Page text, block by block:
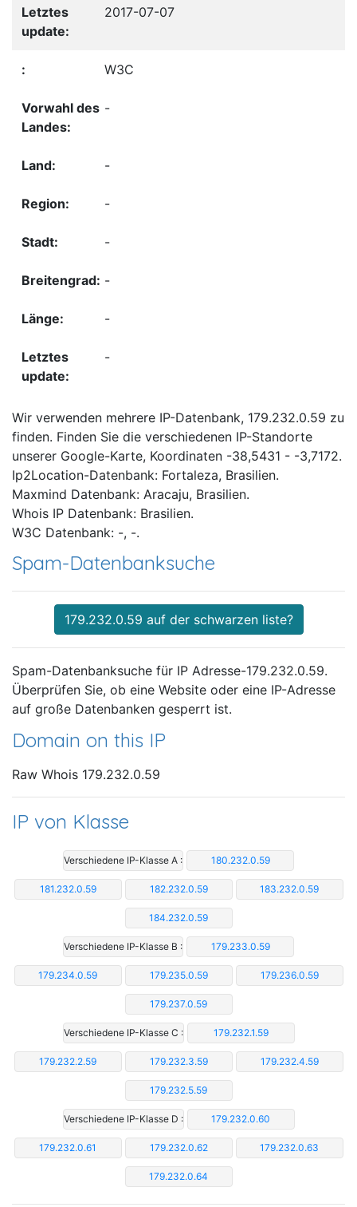
2017-07-07
W3C
-
-
-
-
-
-
-
Wir verwenden mehrere IP-Datenbank, 179.232.0.59 zu
finden. Finden Sie die verschiedenen IP-Standorte
unserer Google-Karte, Koordinaten -38,5431 - -3,7172.
Ip2Location-Datenbank: Fortaleza, Brasilien.
Maxmind Datenbank: Aracaju, Brasilien.
Whois IP Datenbank: Brasilien.
W3C Datenbank: -, -.
Spam-Datenbanksuche
179.232.0.59 auf der schwarzen liste?
Spam-Datenbanksuche für IP Adresse-179.232.0.59.
Überprüfen Sie, ob eine Website oder eine IP-Adresse
auf große Datenbanken gesperrt ist.
Domain on this IP
Raw Whois 179.232.0.59
IP von Klasse
Verschiedene IP-Klasse A : 180.232.0.59
181.232.0.59 182.232.0.59 183.232.0.59
184.232.0.59
Verschiedene IP-Klasse B : 179.233.0.59
179.234.0.59 179.235.0.59 179.236.0.59
179.237.0.59
Verschiedene IP-Klasse C : 179.232.1.59
179.232.2.59 179.232.3.59 179.232.4.59
179.232.5.59
Verschiedene IP-Klasse D : 179.232.0.60
179.232.0.61 179.232.0.62 179.232.0.63
179.232.0.64